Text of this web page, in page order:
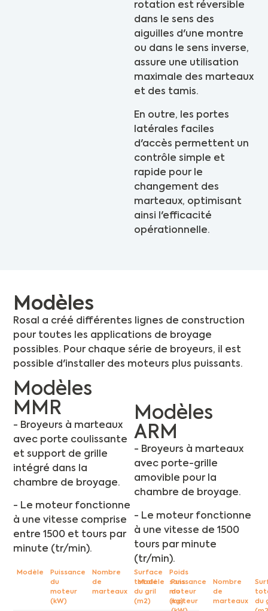
rotation est réversible
dans le sens des
aiguilles d'une montre
ou dans le sens inverse,
assure une utilisation
maximale des marteaux
et des tamis.
En outre, les portes
latérales faciles
d'accès permettent un
contrôle simple et
rapide pour le
changement des
marteaux, optimisant
ainsi l'efficacité
opérationnelle.
Modèles
Rosal a créé différentes lignes de construction
pour toutes les applications de broyage
possibles. Pour chaque série de broyeurs, il est
possible d'installer des moteurs plus puissants.
Modèles
MMR
- Broyeurs à marteaux
avec porte coulissante
et support de grille
intégré dans la
chambre de broyage.
- Le moteur fonctionne
à une vitesse comprise
entre 1500 et tours par
minute (tr/min).
Modèle
Puissance
du
moteur
(kW)
Nombre
de
marteaux
Surface
totale
du gril
(m2)
Poids
sans
moteur
(kg)
Modèles
ARM
- Broyeurs à marteaux
avec porte-grille
amovible pour la
chambre de broyage.
- Le moteur fonctionne
à une vitesse de 1500
tours par minute
(tr/min).
Modèle
Puissance
du
moteur
Nombre
de
marteaux
du